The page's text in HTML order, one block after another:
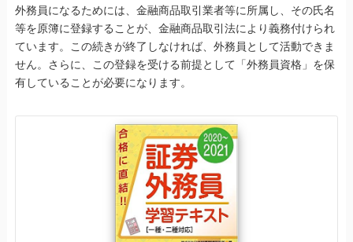
外務員になるためには、金融商品取引業者等に所属し、その氏名
等を原簿に登録することが、金融商品取引法により義務付けられ
ています。この続きが終了しなければ、外務員として活動できま
せん。さらに、この登録を受ける前提として「外務員資格」を保
有していることが必要になります。